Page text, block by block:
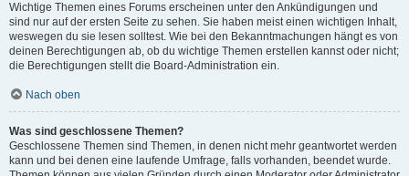
Wichtige Themen eines Forums erscheinen unter den Ankündigungen und
sind nur auf der ersten Seite zu sehen. Sie haben meist einen wichtigen Inhalt,
weswegen du sie lesen solltest. Wie bei den Bekanntmachungen hängt es von
deinen Berechtigungen ab, ob du wichtige Themen erstellen kannst oder nicht;
die Berechtigungen stellt die Board-Administration ein.
Nach oben
Was sind geschlossene Themen?
Geschlossene Themen sind Themen, in denen nicht mehr geantwortet werden
kann und bei denen eine laufende Umfrage, falls vorhanden, beendet wurde.